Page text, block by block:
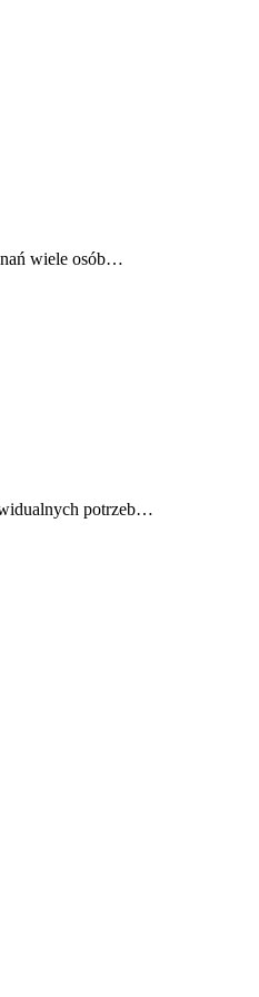
wiele osób…
potrzeb…